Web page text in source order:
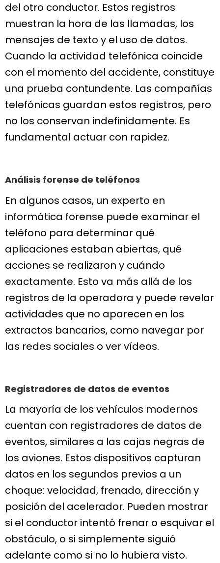
del otro conductor. Estos registros
muestran la hora de las llamadas, los
mensajes de texto y el uso de datos.
Cuando la actividad telefónica coincide
con el momento del accidente, constituye
una prueba contundente. Las compañías
telefónicas guardan estos registros, pero
no los conservan indefinidamente. Es
fundamental actuar con rapidez.
Análisis forense de teléfonos
En algunos casos, un experto en
informática forense puede examinar el
teléfono para determinar qué
aplicaciones estaban abiertas, qué
acciones se realizaron y cuándo
exactamente. Esto va más allá de los
registros de la operadora y puede revelar
actividades que no aparecen en los
extractos bancarios, como navegar por
las redes sociales o ver vídeos.
Registradores de datos de eventos
La mayoría de los vehículos modernos
cuentan con registradores de datos de
eventos, similares a las cajas negras de
los aviones. Estos dispositivos capturan
datos en los segundos previos a un
choque: velocidad, frenado, dirección y
posición del acelerador. Pueden mostrar
si el conductor intentó frenar o esquivar el
obstáculo, o si simplemente siguió
adelante como si no lo hubiera visto.